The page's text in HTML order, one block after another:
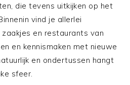
die tevens uitkijken op het
vind je allerlei
en restaurants van
en kennismaken met nieuwe
en ondertussen hangt
sfeer.